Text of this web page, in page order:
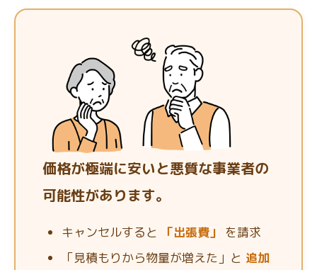
価格が極端に安いと悪質な事業者の
可能性があります。
キャンセルすると 「出張費」
を請求
「見積もりから物量が増えた」と 追加